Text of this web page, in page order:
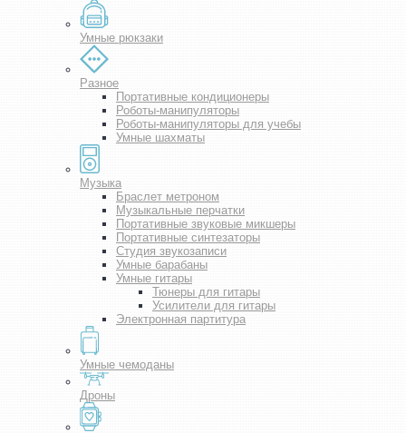
Умные рюкзаки
Разное
Портативные кондиционеры
Роботы-манипуляторы
Роботы-манипуляторы для учебы
Умные шахматы
Музыка
Браслет метроном
Музыкальные перчатки
Портативные звуковые микшеры
Портативные синтезаторы
Студия звукозаписи
Умные барабаны
Умные гитары
Тюнеры для гитары
Усилители для гитары
Электронная партитура
Умные чемоданы
Дроны